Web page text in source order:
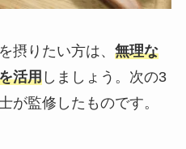
摂りたい方は、 無理な
活用しましょう。次の3
が監修したものです。